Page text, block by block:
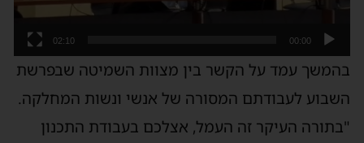
00:00
02:10
בהמשך עמד על הקשר בין מצוות השמיטה שבפרשת
השבוע לעבודתם המסורה של אנשי ונשות המחלקה.
"בתורה העיקר זה העמל, אצלכם בעבודת התכנון